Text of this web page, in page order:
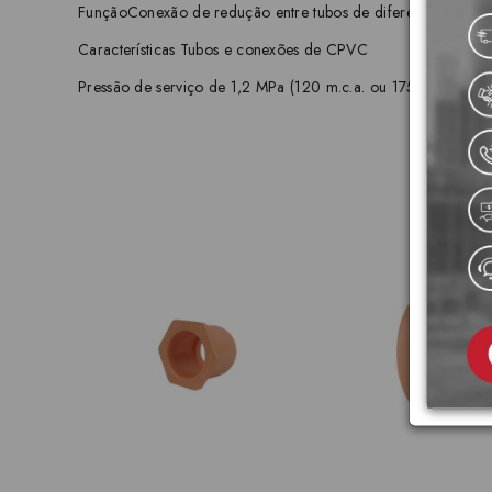
FunçãoConexão de redução entre tubos de diferentes
Características Tubos e conexões de CPVC
Pressão de serviço de 1,2 MPa (120 m.c.a. ou 175 psi)